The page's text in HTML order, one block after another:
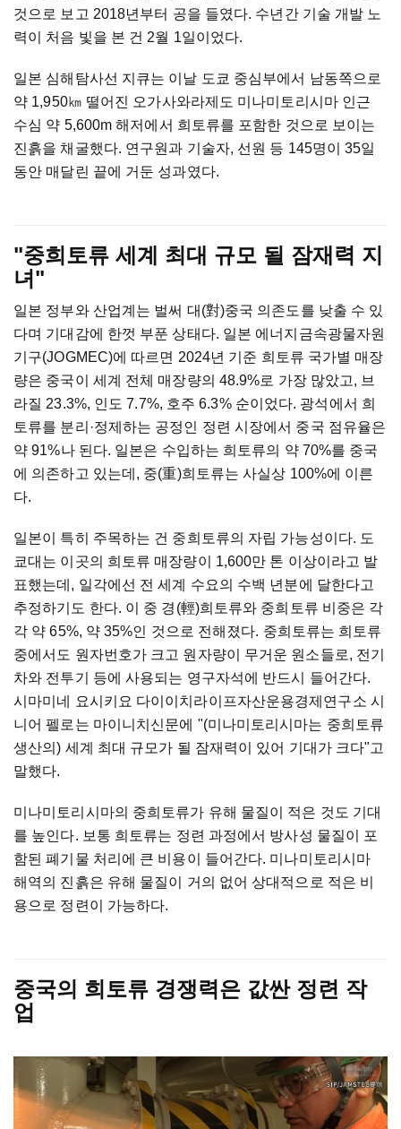
것으로 보고 2018년부터 공을 들였다. 수년간 기술 개발 노
력이 처음 빛을 본 건 2월 1일이었다.
일본 심해탐사선 지큐는 이날 도쿄 중심부에서 남동쪽으로
약 1,950㎞ 떨어진 오가사와라제도 미나미토리시마 인근
수심 약 5,600m 해저에서 희토류를 포함한 것으로 보이는
진흙을 채굴했다. 연구원과 기술자, 선원 등 145명이 35일
동안 매달린 끝에 거둔 성과였다.
"중희토류 세계 최대 규모 될 잠재력 지
녀"
일본 정부와 산업계는 벌써 대(對)중국 의존도를 낮출 수 있
다며 기대감에 한껏 부푼 상태다. 일본 에너지금속광물자원
기구(JOGMEC)에 따르면 2024년 기준 희토류 국가별 매장
량은 중국이 세계 전체 매장량의 48.9%로 가장 많았고, 브
라질 23.3%, 인도 7.7%, 호주 6.3% 순이었다. 광석에서 희
토류를 분리·정제하는 공정인 정련 시장에서 중국 점유율은
약 91%나 된다. 일본은 수입하는 희토류의 약 70%를 중국
에 의존하고 있는데, 중(重)희토류는 사실상 100%에 이른
다.
일본이 특히 주목하는 건 중희토류의 자립 가능성이다. 도
쿄대는 이곳의 희토류 매장량이 1,600만 톤 이상이라고 발
표했는데, 일각에선 전 세계 수요의 수백 년분에 달한다고
추정하기도 한다. 이 중 경(輕)희토류와 중희토류 비중은 각
각 약 65%, 약 35%인 것으로 전해졌다. 중희토류는 희토류
중에서도 원자번호가 크고 원자량이 무거운 원소들로, 전기
차와 전투기 등에 사용되는 영구자석에 반드시 들어간다.
시마미네 요시키요 다이이치라이프자산운용경제연구소 시
니어 펠로는 마이니치신문에 "(미나미토리시마는 중희토류
생산의) 세계 최대 규모가 될 잠재력이 있어 기대가 크다"고
말했다.
미나미토리시마의 중희토류가 유해 물질이 적은 것도 기대
를 높인다. 보통 희토류는 정련 과정에서 방사성 물질이 포
함된 폐기물 처리에 큰 비용이 들어간다. 미나미토리시마
해역의 진흙은 유해 물질이 거의 없어 상대적으로 적은 비
용으로 정련이 가능하다.
중국의 희토류 경쟁력은 값싼 정련 작
업